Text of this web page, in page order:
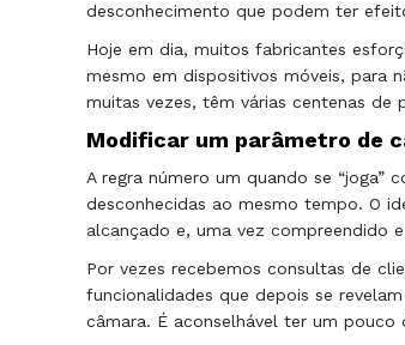
desconhecimento que podem ter
Hoje em dia, muitos fabricantes
mesmo em dispositivos móveis, para
muitas vezes, têm várias centenas de
Modificar um parâmetro de
A regra número um quando se “joga”
desconhecidas ao mesmo tempo. O
alcançado e, uma vez compreendido
Por vezes recebemos consultas de
funcionalidades que depois se
câmara. É aconselhável ter um